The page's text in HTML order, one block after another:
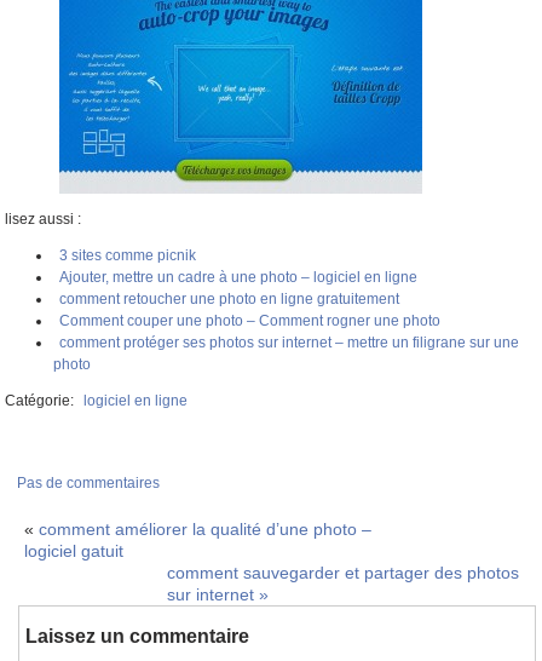
lisez aussi :
3 sites comme picnik
Ajouter, mettre un cadre à une photo – logiciel en ligne
comment retoucher une photo en ligne gratuitement
Comment couper une photo – Comment rogner une photo
comment protéger ses photos sur internet – mettre un filigrane sur une
photo
Catégorie: logiciel en ligne
Pas de commentaires
« comment améliorer la qualité d’une photo –
logiciel gatuit
comment sauvegarder et partager des photos
sur internet »
Laissez un commentaire